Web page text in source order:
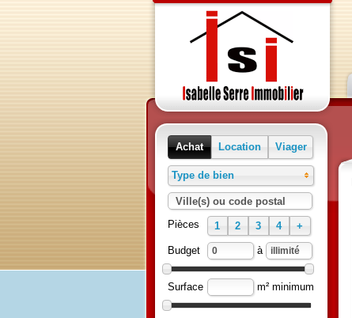
Achat Location Viager
Type de bien
Ville(s) ou code postal
Pièces
1 2 3 4 +
Budget à
Surface m² minimum